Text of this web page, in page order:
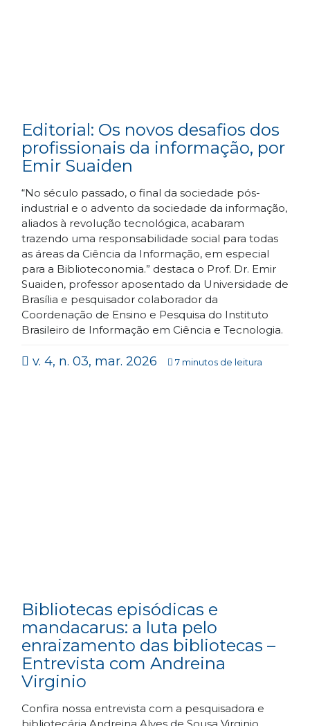
Editorial: Os novos desafios dos
profissionais da informação, por
Emir Suaiden
“No século passado, o final da sociedade pós-
industrial e o advento da sociedade da informação,
aliados à revolução tecnológica, acabaram
trazendo uma responsabilidade social para todas
as áreas da Ciência da Informação, em especial
para a Biblioteconomia.” destaca o Prof. Dr. Emir
Suaiden, professor aposentado da Universidade de
Brasília e pesquisador colaborador da
Coordenação de Ensino e Pesquisa do Instituto
Brasileiro de Informação em Ciência e Tecnologia.
v. 4, n. 03, mar. 2026 7 minutos de leitura
Bibliotecas episódicas e
mandacarus: a luta pelo
enraizamento das bibliotecas –
Entrevista com Andreina
Virginio
Confira nossa entrevista com a pesquisadora e